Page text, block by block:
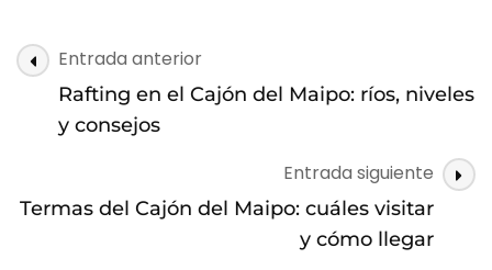
Post
Navigation
Entrada anterior
Rafting en el Cajón del Maipo: ríos, niveles
y consejos
Entrada siguiente
Termas del Cajón del Maipo: cuáles visitar
y cómo llegar